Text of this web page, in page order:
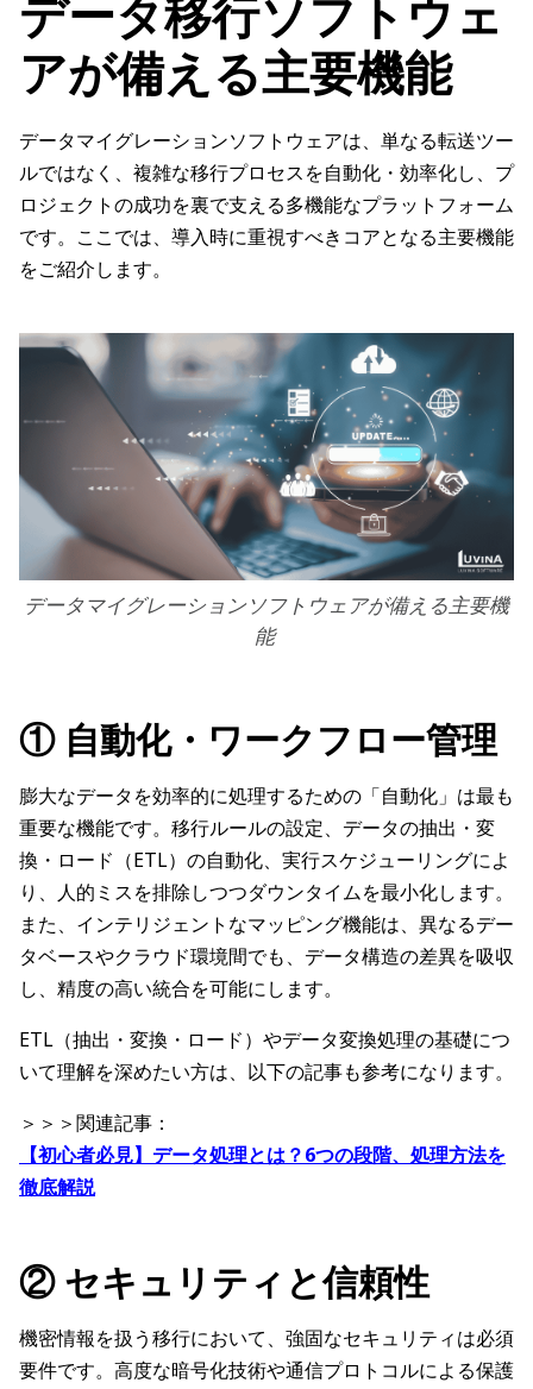
データ移行ソフトウェ
アが備える主要機能
データマイグレーションソフトウェアは、単なる転送ツー
ルではなく、複雑な移行プロセスを自動化・効率化し、プ
ロジェクトの成功を裏で支える多機能なプラットフォーム
です。ここでは、導入時に重視すべきコアとなる主要機能
をご紹介します。
データマイグレーションソフトウェアが備える主要機
能
① 自動化・ワークフロー管理
膨大なデータを効率的に処理するための「自動化」は最も
重要な機能です。移行ルールの設定、データの抽出・変
換・ロード（ETL）の自動化、実行スケジューリングによ
り、人的ミスを排除しつつダウンタイムを最小化します。
また、インテリジェントなマッピング機能は、異なるデー
タベースやクラウド環境間でも、データ構造の差異を吸収
し、精度の高い統合を可能にします。
ETL（抽出・変換・ロード）やデータ変換処理の基礎につ
いて理解を深めたい方は、以下の記事も参考になります。
＞＞＞関連記事：
【初心者必見】データ処理とは？6つの段階、処理方法を
徹底解説
② セキュリティと信頼性
機密情報を扱う移行において、強固なセキュリティは必須
要件です。高度な暗号化技術や通信プロトコルによる保護